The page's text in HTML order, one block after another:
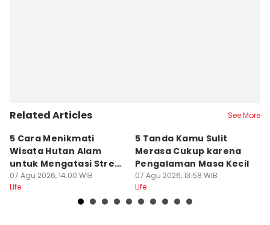
Related Articles See More
5 Cara Menikmati
Wisata Hutan Alam
untuk Mengatasi Stres
Kerja
07 Agu 2026, 14:00 WIB
Life
5 Tanda Kamu Sulit
Merasa Cukup karena
Pengalaman Masa Kecil
07 Agu 2026, 13:58 WIB
Life